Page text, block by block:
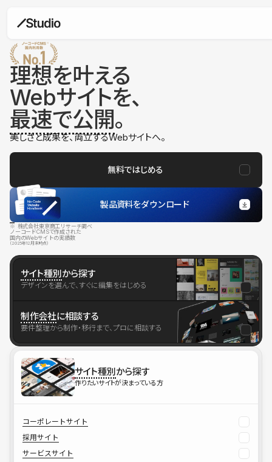
理想を叶える
Webサイトを、
最速で公開。
美しさと成果を、両立するWebサイトへ。
無料ではじめる
製品資料をダウンロード
※ 株式会社東京商工リサーチ調べ
ノーコードCMSで作成された
国内のWebサイトの実績数
（2025年12月末時点）
サイト種別から探す
デザインを選んで、すぐに編集をはじめる
制作会社に相談する
要件整理から制作・移行まで、プロに相談する
サイト種別から探す
作りたいサイトが決まっている方
コーポレートサイト
採用サイト
サービスサイト